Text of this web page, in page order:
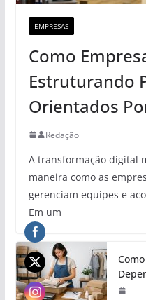
EMPRESAS
Como
Estruturando
Orientados
Redação
A transformação digital
maneira como as
gerenciam equipes e
Em um